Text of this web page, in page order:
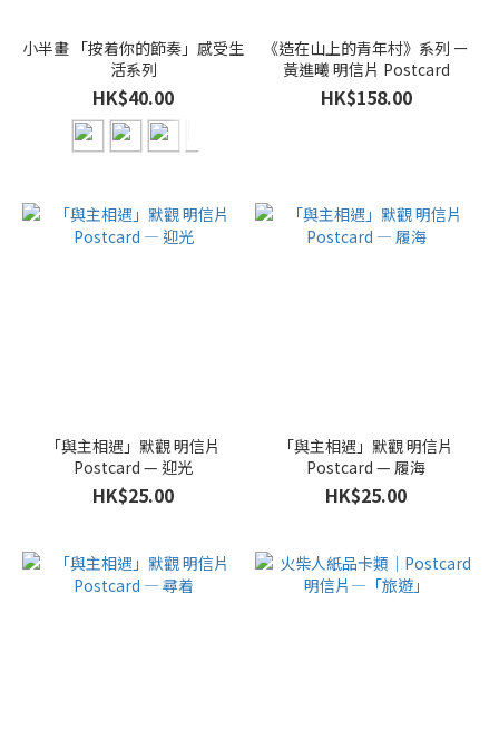
小半畫 「按着你的節奏」感受生
活系列
HK$40.00
《造在山上的青年村》系列 ー
黃進曦 明信片 Postcard
HK$158.00
「與主相遇」默觀 明信片
Postcard — 迎光
HK$25.00
「與主相遇」默觀 明信片
Postcard — 履海
HK$25.00